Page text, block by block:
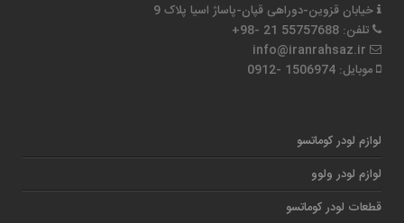
خیابان قزوین-دوراهی قپان-پاساژ اسیا پلاک 9
تلفن: 55757688 21 -98+
موبایل: 1506974 -0912
لوازم لودر کوماتسو
لوازم لودر ولوو
قطعات لودر کوماتسو